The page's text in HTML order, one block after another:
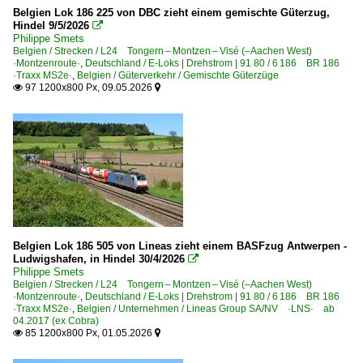
Medway Belgium MV (MSC) ·MED·
Railtraxx BVBA, Borgerhout ·RTX·
RTB CARGO BELGIUM NV, Antwerpen
SNCB Benelux
Deutschland
Bahndienstfahrzeuge
Schotterprofiliermaschinen | sonstige
Stopfmaschinen | sonstige
Bahndienstfahrzeuge | Triebfahrzeuge
6 193 BR 193.9 ·Vectron AC/MS·
Bahnhöfe (A - E)
Belgien Lok 186 225 von DBC zieht einem gemischte Güterzug,
Hindel 9/5/2026 
Philippe Smets
Belgien / Strecken / L24 Tongern – Montzen – Visé (–Aachen West)
·Montzenroute·, Deutschland / E-Loks | Drehstrom | 91 80 / 6 186 BR 186
·Traxx MS2e·, Belgien / Güterverkehr / Gemischte Güterzüge
 97 1200x800 Px, 09.05.2026 
Belgien Lok 186 505 von Lineas zieht einem BASFzug Antwerpen -
Ludwigshafen, in Hindel 30/4/2026 
Philippe Smets
Belgien / Strecken / L24 Tongern – Montzen – Visé (–Aachen West)
·Montzenroute·, Deutschland / E-Loks | Drehstrom | 91 80 / 6 186 BR 186
·Traxx MS2e·, Belgien / Unternehmen / Lineas Group SA/NV ·LNS· ab
04.2017 (ex Cobra)
 85 1200x800 Px, 01.05.2026 